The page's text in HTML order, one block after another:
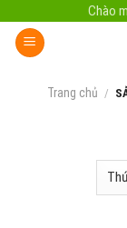
content
Chào
Trang chủ /